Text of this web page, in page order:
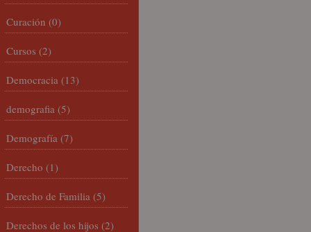
Curación (0)
Cursos (2)
Democracia (13)
demografia (5)
Demografía (7)
Derecho (1)
Derecho de Familia (5)
Derechos de los hijos (2)